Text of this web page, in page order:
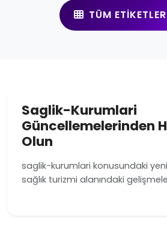
TÜM
Saglik-Kurumlari
Güncellemelerinden
Olun
saglik-kurumlari konusundaki
sağlık turizmi alanındaki